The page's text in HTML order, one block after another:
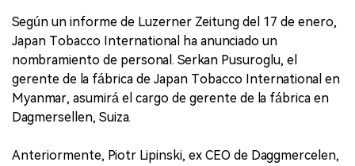
Según un informe de Luzerner Zeitung del 17 de enero,
Japan Tobacco International ha anunciado un
nombramiento de personal. Serkan Pusuroglu, el
gerente de la fábrica de Japan Tobacco International en
Myanmar, asumirá el cargo de gerente de la fábrica en
Dagmersellen, Suiza.
Anteriormente, Piotr Lipinski, ex CEO de Daggmercelen,